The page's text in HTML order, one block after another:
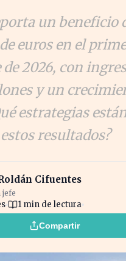
un beneficio
euros en el
2026, con
y un
estrategias
resultados?
Cifuentes
jefe
1 min de lectura
Compartir